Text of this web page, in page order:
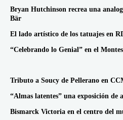
Bryan Hutchinson recrea una
Bär
El lado artístico de los tatuajes en
“Celebrando lo Genial” en el
Tributo a Soucy de Pellerano en
“Almas latentes” una exposición
Bismarck Victoria en el centro del